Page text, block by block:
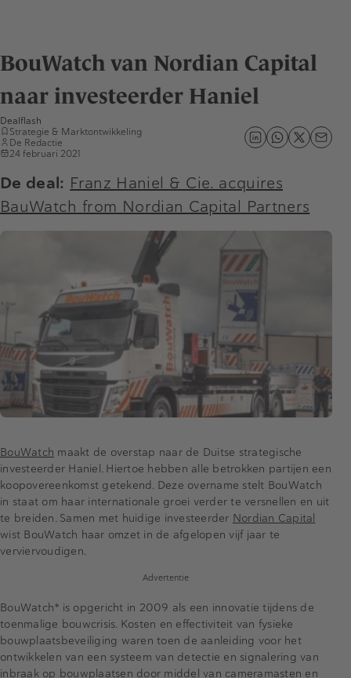
BouWatch van Nordian Capital
naar investeerder Haniel
Dealflash
Strategie & Marktontwikkeling
De Redactie
24 februari 2021
De deal: Franz Haniel & Cie. acquires
BauWatch from Nordian Capital Partners
BouWatch maakt de overstap naar de Duitse strategische
investeerder Haniel. Hiertoe hebben alle betrokken partijen een
koopovereenkomst getekend. Deze overname stelt BouWatch
in staat om haar internationale groei verder te versnellen en uit
te breiden. Samen met huidige investeerder Nordian Capital
wist BouWatch haar omzet in de afgelopen vijf jaar te
verviervoudigen.
Advertentie
BouWatch* is opgericht in 2009 als een innovatie tijdens de
toenmalige bouwcrisis. Kosten en effectiviteit van fysieke
bouwplaatsbeveiliging waren toen de aanleiding voor het
ontwikkelen van een systeem van detectie en signalering van
inbraak op bouwplaatsen door middel van cameramasten en